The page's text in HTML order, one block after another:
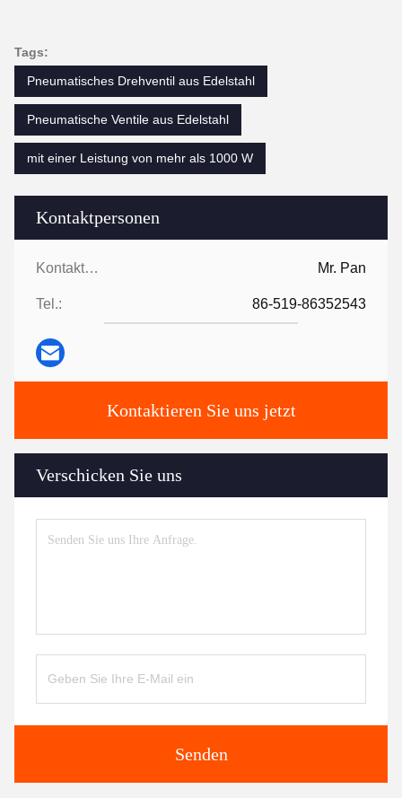
Kontaktpersonen
Kontaktpersonen: Mr. Pan
Tel.: 86-519-86352543
Kontaktieren Sie uns jetzt
Verschicken Sie uns
Senden
Tags:
Pneumatisches Drehventil aus Edelstahl
Pneumatische Ventile aus Edelstahl
mit einer Leistung von mehr als 1000 W